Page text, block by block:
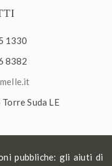
1330
8382
ti.el
Suda LE
pubbliche: gli aiuti di